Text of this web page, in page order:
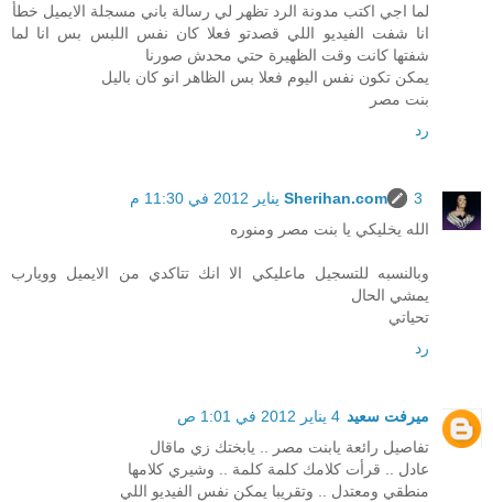
لما اجي اكتب مدونة الرد تظهر لي رسالة باني مسجلة الايميل خطأ
انا شفت الفيديو اللي قصدتو فعلا كان نفس اللبس بس انا لما
شفتها كانت وقت الظهيرة حتي محدش صورنا
يمكن تكون نفس اليوم فعلا بس الظاهر انو كان باليل
بنت مصر
رد
Sherihan.com
3 يناير 2012 في 11:30 م
الله يخليكي يا بنت مصر ومنوره
وبالنسبه للتسجيل ماعليكي الا انك تتاكدي من الايميل وويارب
يمشي الحال
تحياتي
رد
ميرفت سعيد 4 يناير 2012 في 1:01 ص
تفاصيل رائعة يابنت مصر .. يابختك زي ماقال
عادل .. قرأت كلامك كلمة كلمة .. وشيري كلامها
منطقي ومعتدل .. وتقريبا يمكن نفس الفيديو اللي